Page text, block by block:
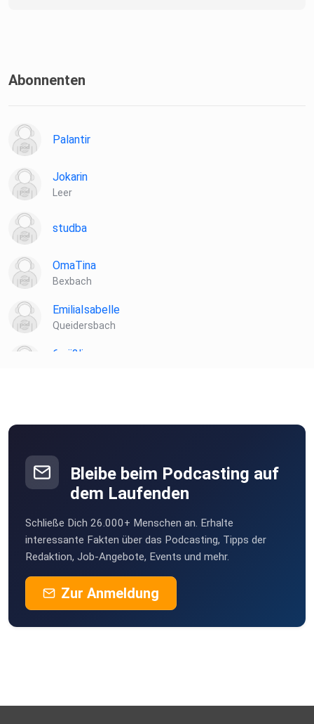
Abonnenten
Palantir
Jokarin
Leer
studba
OmaTina
Bexbach
EmiliaIsabelle
Queidersbach
6zrii2li
Bleibe beim Podcasting auf
dem Laufenden
Schließe Dich 26.000+ Menschen an. Erhalte
interessante Fakten über das Podcasting, Tipps der
Redaktion, Job-Angebote, Events und mehr.
Zur Anmeldung